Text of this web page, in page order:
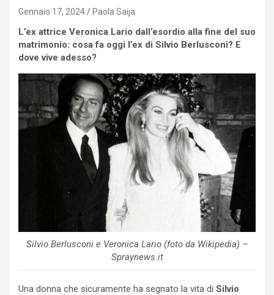
Gennaio 17, 2024 Paola Saija
L’ex attrice Veronica Lario dall’esordio alla fine del suo
matrimonio: cosa fa oggi l’ex di Silvio Berlusconi? E
dove vive adesso?
Silvio Berlusconi e Veronica Lario (foto da Wikipedia) –
Spraynews.it
Una donna che sicuramente ha segnato la vita di Silvio